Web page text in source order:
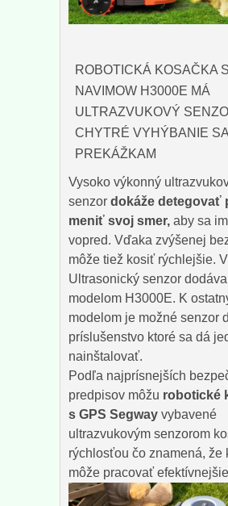
ROBOTICKÁ KOSAČKA
NAVIMOW H3000E MÁ
ULTRAZVUKOVÝ
CHYTRÉ VYHÝBANIE SA
PREKÁŽKAM
Vysoko výkonný
senzor dokáže detegovať
meniť svoj smer, aby sa
vopred. Vďaka zvýšenej
môže tiež kosiť rýchlejšie.
Ultrasonický senzor
modelom H3000E. K
modelom je možné senzor
príslušenstvo ktoré sa dá
nainštalovať.
Podľa najprísnejších
predpisov môžu robotické
s GPS Segway vybavené
ultrazvukovým senzorom
rýchlosťou čo znamená, že
môže pracovať